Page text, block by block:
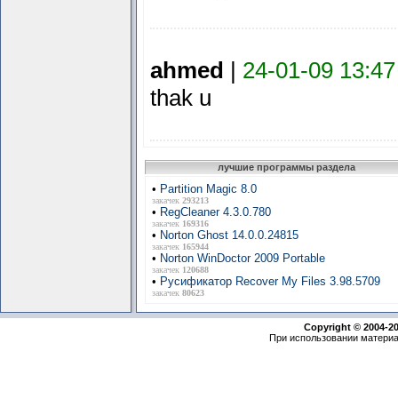
ahmed | 24-01-09 13:47
thak u
лучшие программы раздела
• Partition Magic 8.0
закачек 293213
• RegCleaner 4.3.0.780
закачек 169316
• Norton Ghost 14.0.0.24815
закачек 165944
• Norton WinDoctor 2009 Portable
закачек 120688
• Русификатор Recover My Files 3.98.5709
закачек 80623
Copyright © 2004-
При использовании